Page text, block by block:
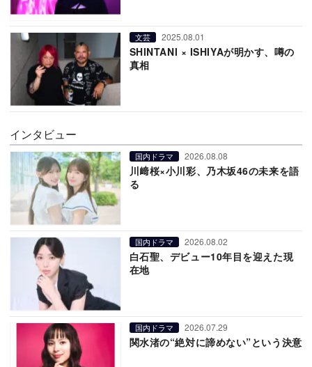
文芸 2025.08.01
SHINTANI × ISHIYAが明かす、噂の
真相
インタビュー
国内ドラマ 2026.08.08
川﨑桜×小川彩、乃木坂46の未来を語
る
国内ドラマ 2026.08.02
白石聖、デビュー10年目を迎えた現
在地
国内ドラマ 2026.07.29
関水渚の“絶対に諦めない”という決意